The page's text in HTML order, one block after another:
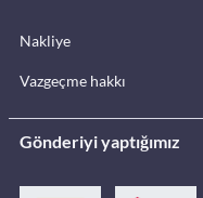
Nakliye
Vazgeçme hakkı
Gönderiyi yaptığımız